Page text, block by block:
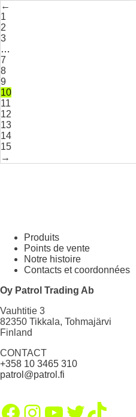
←
1
2
3
…
7
8
9
10
11
12
13
14
15
→
Produits
Points de vente
Notre histoire
Contacts et coordonnées
Oy Patrol Trading Ab
Vauhtitie 3
82350 Tikkala, Tohmajärvi
Finland
CONTACT
+358 10 3465 310
patrol@patrol.fi
Facebook
Instagram
YouTube
Twitter
TikTok